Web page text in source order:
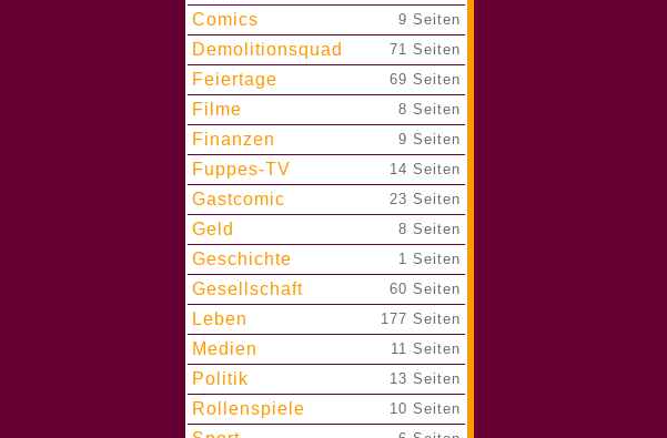
Comics 9 Seiten
Demolitionsquad 71 Seiten
Feiertage 69 Seiten
Filme 8 Seiten
Finanzen 9 Seiten
Fuppes-TV 14 Seiten
Gastcomic 23 Seiten
Geld 8 Seiten
Geschichte 1 Seiten
Gesellschaft 60 Seiten
Leben 177 Seiten
Medien 11 Seiten
Politik 13 Seiten
Rollenspiele 10 Seiten